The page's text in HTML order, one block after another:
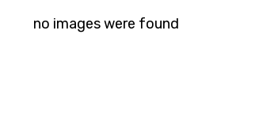
no images were found